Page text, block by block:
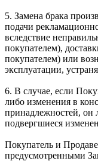
5. Замена брака
подачи
вследствие
покупателем),
покупателем) или
эксплуатации,
6. В случае, если
либо изменения в
принадлежностей, он
подвергшиеся
Покупатель и
предусмотренными